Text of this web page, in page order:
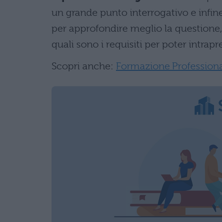
un grande punto interrogativo e
per approfondire meglio la
quali sono i requisiti per poter
Scopri anche: Formazione